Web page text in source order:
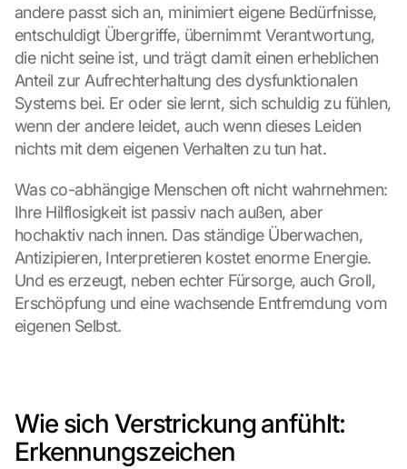
andere passt sich an, minimiert eigene Bedürfnisse,
entschuldigt Übergriffe, übernimmt Verantwortung,
die nicht seine ist, und trägt damit einen erheblichen
Anteil zur Aufrechterhaltung des dysfunktionalen
Systems bei. Er oder sie lernt, sich schuldig zu fühlen,
wenn der andere leidet, auch wenn dieses Leiden
nichts mit dem eigenen Verhalten zu tun hat.
Was co-abhängige Menschen oft nicht wahrnehmen:
Ihre Hilflosigkeit ist passiv nach außen, aber
hochaktiv nach innen. Das ständige Überwachen,
Antizipieren, Interpretieren kostet enorme Energie.
Und es erzeugt, neben echter Fürsorge, auch Groll,
Erschöpfung und eine wachsende Entfremdung vom
eigenen Selbst.
Wie sich Verstrickung anfühlt:
Erkennungszeichen